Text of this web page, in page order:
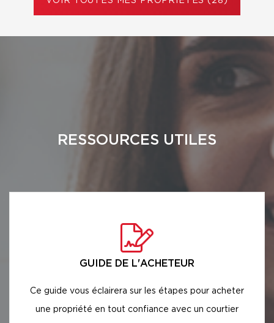
RESSOURCES UTILES
GUIDE DE L'ACHETEUR
Ce guide vous éclairera sur les étapes pour acheter
une propriété en tout confiance avec un courtier